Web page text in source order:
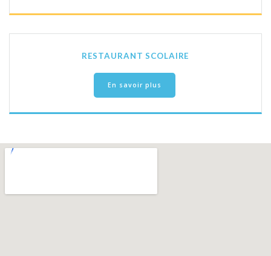
RESTAURANT SCOLAIRE
En savoir plus